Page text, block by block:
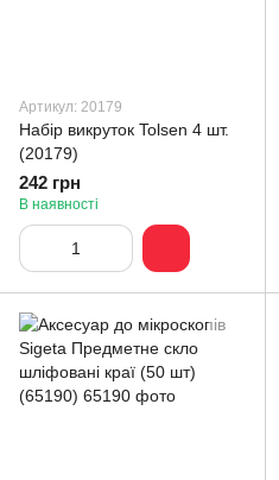
Артикул: 20179
Набір викруток Tolsen 4 шт.
(20179)
242 грн
В наявності